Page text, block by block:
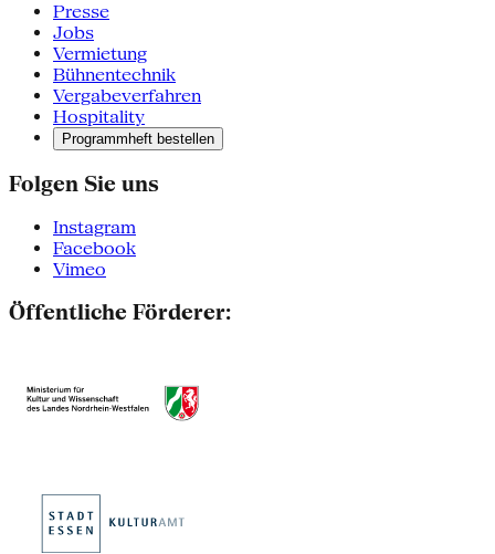
Presse
Jobs
Vermietung
Bühnentechnik
Vergabeverfahren
Hospitality
Programmheft bestellen
Folgen Sie uns
Instagram
Facebook
Vimeo
Öffentliche Förderer: